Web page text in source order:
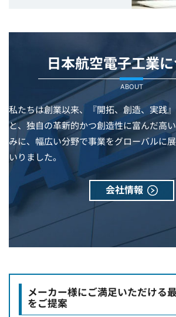
日本航空電子工業
ABOUT
私たちは創業以来、『開拓、創造、実践
と、独自の革新的かつ創造性に富んだ高
みに、幅広い分野で事業をグローバルに
いりました。
会社情報
メーカー様にご満足いただける
をご提案